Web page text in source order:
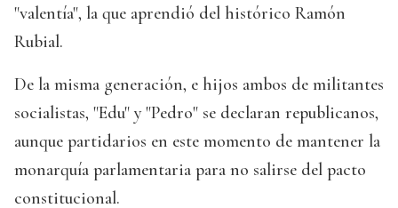
"valentía", la que aprendió del histórico Ramón
Rubial.
De la misma generación, e hijos ambos de militantes
socialistas, "Edu" y "Pedro" se declaran republicanos,
aunque partidarios en este momento de mantener la
monarquía parlamentaria para no salirse del pacto
constitucional.